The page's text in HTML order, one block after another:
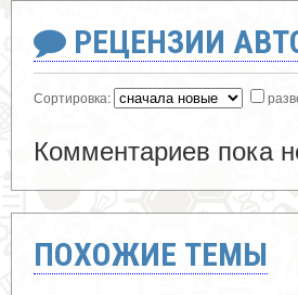
РЕЦЕНЗИИ
Сортировка:
Комментариев пока
ПОХОЖИЕ ТЕМЫ